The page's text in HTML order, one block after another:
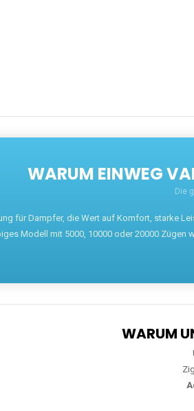
WARUM EINWEG
Die
für Dampfer, die Wert auf Komfort, starke
Modell mit 5000, 10000 oder 20000
WARUM